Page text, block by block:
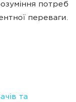
потреб
переваги.
та